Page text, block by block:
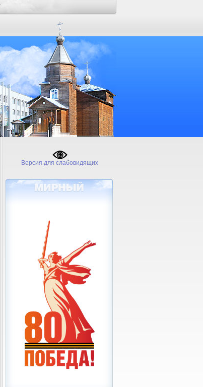
Версия для слабовидящих